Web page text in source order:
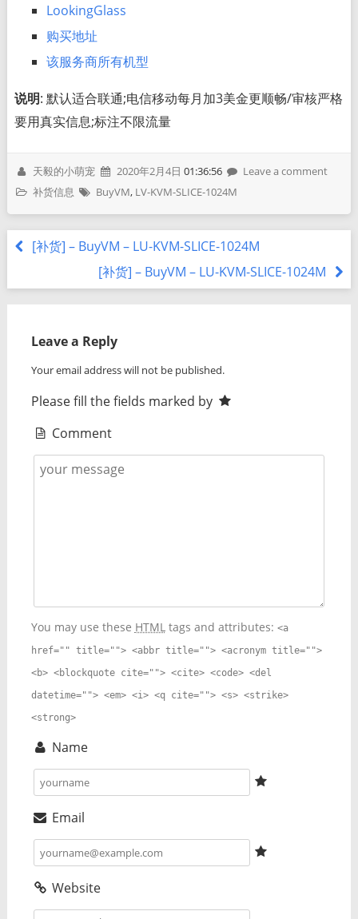
LookingGlass
购买地址
该服务商所有机型
说明: 默认适合联通;电信移动每月加3美金更顺畅/审核严格
要用真实信息;标注不限流量
天毅的小萌宠 2020年2月4日 01:36:56
Leave a comment
补货信息
BuyVM, LV-KVM-SLICE-1024M
[补货] – BuyVM – LU-KVM-SLICE-1024M
[补货] – BuyVM – LU-KVM-SLICE-1024M
Leave a Reply
Your email address will not be published.
Please fill the fields marked by
Comment
You may use these HTMLtags and attributes: <a
href="" title=""> <abbr title=""> <acronym title="">
<b> <blockquote cite=""> <cite> <code> <del
datetime=""> <em> <i> <q cite=""> <s> <strike>
<strong>
Name
Email
Website